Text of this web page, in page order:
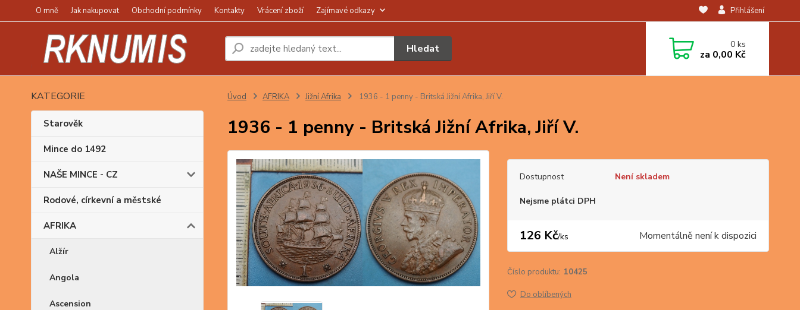
O mně Jak nakupovat Obchodní podmínky Kontakty Vrácení zboží Zajímavé odkazy Přihlášení
Hledat 0ks
za 0,00 Kč
KATEGORIE
Starověk
Mince do 1492
NAŠE MINCE - CZ
Rodové, církevní a městské
AFRIKA
Alžír
Angola
Ascension
Úvod AFRIKA Jižní Afrika 1936 - 1 penny - Britská Jižní Afrika, Jiří V.
1936 - 1 penny - Britská Jižní Afrika, Jiří V.
Dostupnost Není skladem
Nejsme plátci DPH
126 Kč/ks Momentálně není k dispozici
Číslo produktu: 10425
Do oblíbených